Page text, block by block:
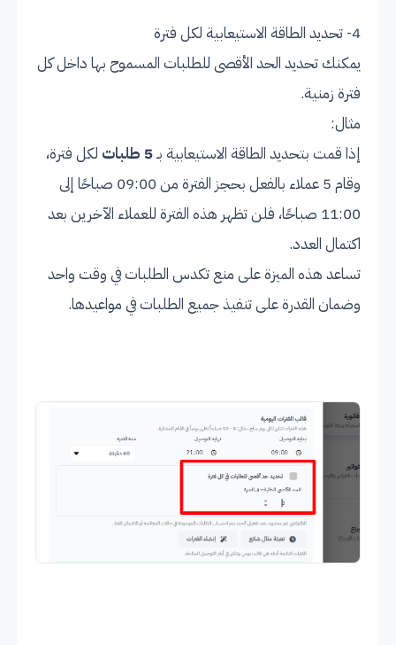
4- تحديد الطاقة الاستيعابية لكل فترة
يمكنك تحديد الحد الأقصى للطلبات المسموح بها داخل كل
فترة زمنية.
مثال:
إذا قمت بتحديد الطاقة الاستيعابية بـ5 طلبات
لكل فترة،
وقام 5 عملاء بالفعل بحجز الفترة من 09:00 صباحًا إلى
11:00 صباحًا، فلن تظهر هذه الفترة للعملاء الآخرين بعد
اكتمال العدد.
تساعد هذه الميزة على منع تكدس الطلبات في وقت واحد
وضمان القدرة على تنفيذ جميع الطلبات في مواعيدها.